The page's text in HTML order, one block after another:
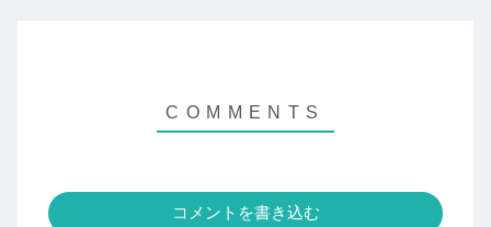
コメントを書き込む